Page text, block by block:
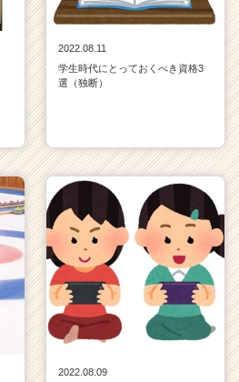
2022.08.11
学生時代にとっておくべき資格3
選（独断）
2022.08.09